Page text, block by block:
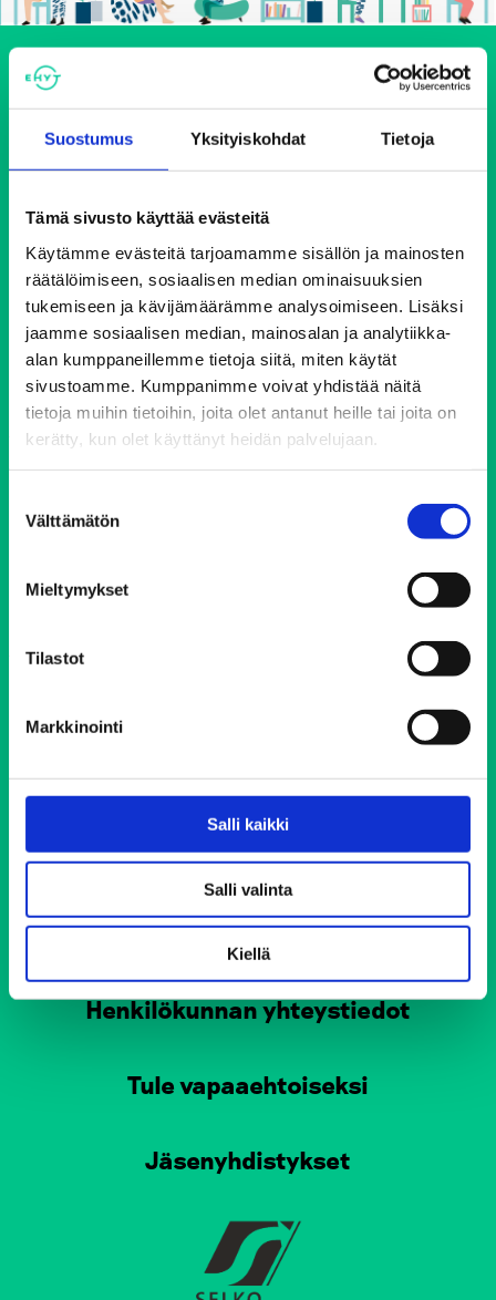
Suostumus Yksityiskohdat Tietoja
Tämä sivusto käyttää evästeitä
Käytämme evästeitä tarjoamamme sisällön ja mainosten
räätälöimiseen, sosiaalisen median ominaisuuksien
tukemiseen ja kävijämäärämme analysoimiseen. Lisäksi
jaamme sosiaalisen median, mainosalan ja analytiikka-
alan kumppaneillemme tietoja siitä, miten käytät
sivustoamme. Kumppanimme voivat yhdistää näitä
tietoja muihin tietoihin, joita olet antanut heille tai joita on
kerätty, kun olet käyttänyt heidän palvelujaan.
valinta
Välttämätön
Mieltymykset
Tilastot
Markkinointi
Salli kaikki
Salli valinta
Kiellä
Ehkäisevä päihdetyö EHYT ry
Keskustoimisto
Elimäenkatu 17-19
00510 Helsinki
ehyt@ehyt.fi
Aluetoimistot>>
Päihdeneuvonta
Avoinna 24/7 vuoden jokaisena päivänä
Soittaminen on maksutonta ja anonyymiä
Lahden Elokolo
Tampereen Elokolo
Turun Elokolo
Vinkkejä arjen haastaviin tilanteisiin
Henkilökunnan yhteystiedot
Tule vapaaehtoiseksi
Jäsenyhdistykset